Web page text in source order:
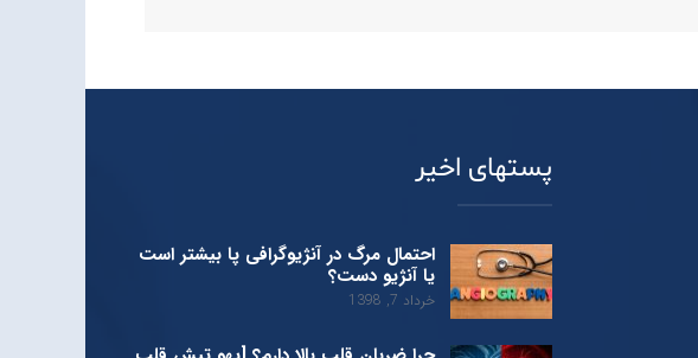
پستهای اخیر
احتمال مرگ در آنژیوگرافی پا بیشتر است
یا آنژیو دست؟
خرداد 7, 1398